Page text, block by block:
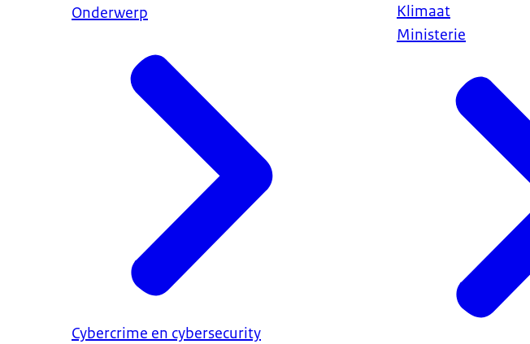
Onderwerp
Cybercrime en cybersecurity
Klimaat
Ministerie